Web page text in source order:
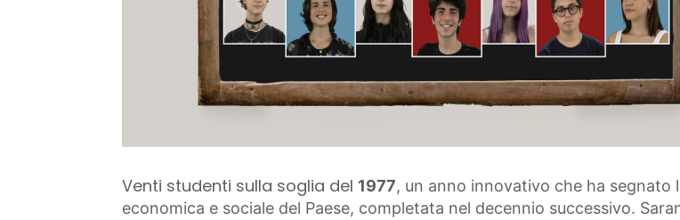
Venti studenti sulla soglia del 1977, un anno innovativo che ha segnato
economica e sociale del Paese, completata nel decennio successivo.